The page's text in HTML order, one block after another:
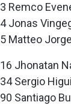
3 Remco
4 Jonas
5 Matteo
16 Jhonatan
34 Sergio
90 Santiago